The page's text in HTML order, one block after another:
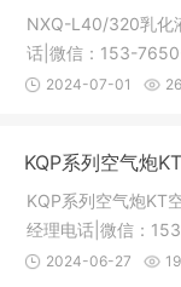
NXQ-L40/320乳化
话|微信：153-
械有限公司专业生
0/20 BRW125/31.5
2024-07-01
KQP系列空气炮
KQP系列空气炮KT
经理电话|微信：
气炮破拱器|电厂热
2024-06-27